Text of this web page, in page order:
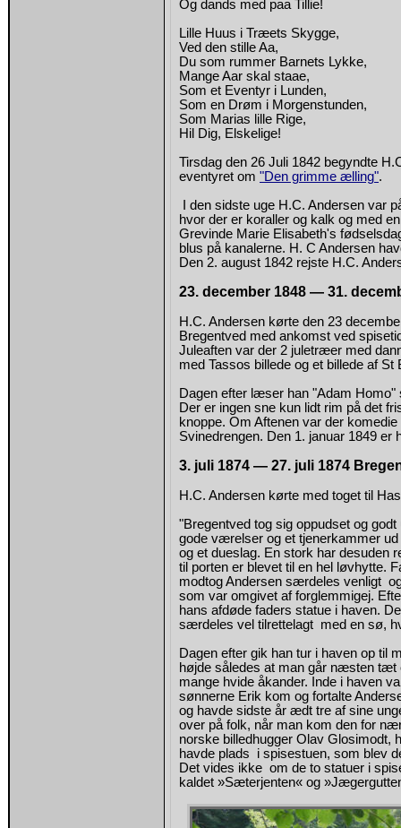
Og dands med paa Tillie!
Lille Huus i Træets Skygge,
Ved den stille Aa,
Du som rummer Barnets Lykke,
Mange Aar skal staae,
Som et Eventyr i Lunden,
Som en Drøm i Morgenstunden,
Som Marias lille Rige,
Hil Dig, Elskelige!
Tirsdag den 26 Juli 1842 begyndte
eventyret om "Den grimme ælling".
I den sidste uge H.C. Andersen var
hvor der er koraller og kalk og med
Grevinde Marie Elisabeth's
blus på kanalerne. H. C Andersen
Den 2. august 1842 rejste H.C.
23. december 1848 — 31.
H.C. Andersen kørte den 23
Bregentved med ankomst ved
Juleaften var der 2 juletræer med
med Tassos billede og et billede af St
Dagen efter læser han "Adam
Der er ingen sne kun lidt rim på det
knoppe. Om Aftenen var der
Svinedrengen. Den 1. januar 1849 er
3. juli 1874 — 27. juli 1874
H.C. Andersen kørte med toget til
"Bregentved tog sig oppudset og
gode værelser og et tjenerkammer
og et dueslag. En stork har desuden
til porten er blevet til en hel løvhytte.
modtog Andersen særdeles venligt
som var omgivet af forglemmigej.
hans afdøde faders statue i haven.
særdeles vel tilrettelagt med en sø,
Dagen efter gik han tur i haven op til
højde således at man går næsten
mange hvide åkander. Inde i haven
sønnerne Erik kom og fortalte
og havde sidste år ædt tre af sine
over på folk, når man kom den for
norske billedhugger Olav Glosimodt,
havde plads i spisestuen, som blev
Det vides ikke om de to statuer i
kaldet »Sæterjenten« og